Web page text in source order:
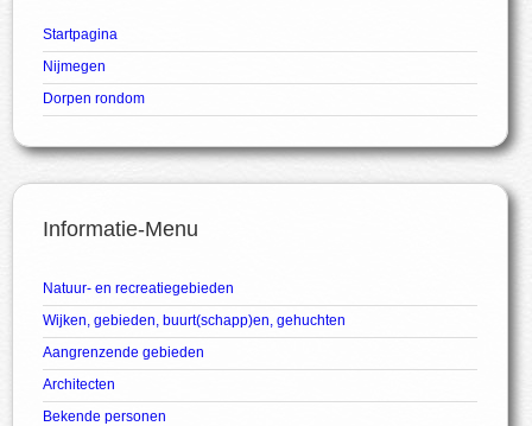
Startpagina
Nijmegen
Dorpen rondom
Informatie-Menu
Natuur- en recreatiegebieden
Wijken, gebieden, buurt(schapp)en, gehuchten
Aangrenzende gebieden
Architecten
Bekende personen